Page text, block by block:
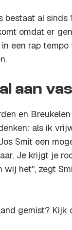
bestaat al
omdat er
een rap
aan
en
als ik
Smit een
Je krijgt je
wij het", zegt
gemist? Kijk